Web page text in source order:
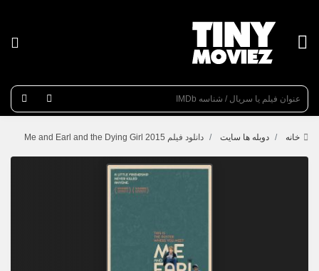
عنوان
خانه دوبله ها سایت دانلود فیلم Me and Earl and the Dying Girl 2015